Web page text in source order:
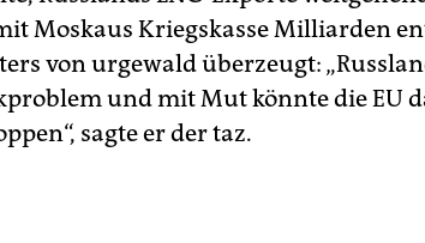
Moskaus Kriegskasse Milliarden
von urgewald überzeugt:
und mit Mut könnte die EU
sagte er der taz.